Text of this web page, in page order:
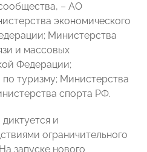
– АО
экономического
Министерства
и массовых
Федерации;
по туризму; Министерства
спорта РФ.
и
ограничительного
запуске нового